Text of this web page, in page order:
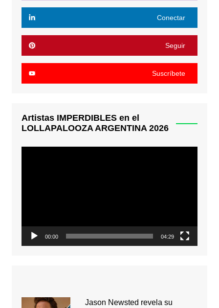
Conectar
Seguir
Suscríbete
Artistas IMPERDIBLES en el
LOLLAPALOOZA ARGENTINA 2026
00:00 04:29
Jason Newsted revela su